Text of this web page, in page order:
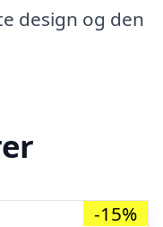
design og den
-15%